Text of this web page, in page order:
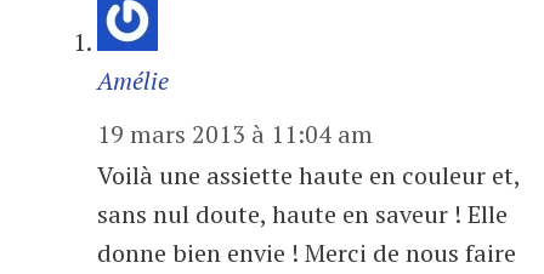
Amélie
19 mars 2013 à 11:04 am
Voilà une assiette haute en couleur et,
sans nul doute, haute en saveur ! Elle
donne bien envie ! Merci de nous faire